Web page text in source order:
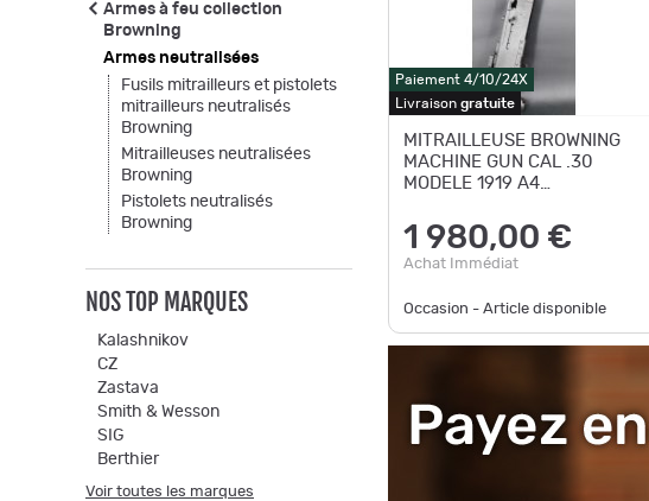
Armes à feu collection
Browning
Armes neutralisées
Fusils mitrailleurs et pistolets
mitrailleurs neutralisés
Browning
Mitrailleuses neutralisées
Browning
Pistolets neutralisés
Browning
NOS TOP MARQUES
Kalashnikov
CZ
Zastava
Smith & Wesson
SIG
Berthier
Voir toutes les marques
Paiement 4/10/24X
Livraison gratuite
MITRAILLEUSE BROWNING
MACHINE GUN CAL .30
MODELE 1919 A4
WW2 2eme GM U.S.A. Cat
1 980,00 €
Achat Immédiat
Occasion - Article disponible